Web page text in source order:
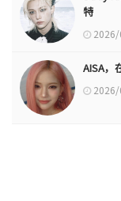
特
AISA，